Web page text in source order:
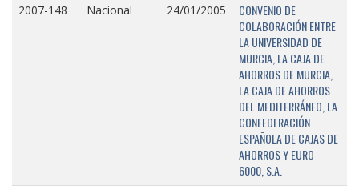
2007-148 Nacional 24/01/2005
CONVENIO DE
COLABORACIÓN ENTRE
LA UNIVERSIDAD DE
MURCIA, LA CAJA DE
AHORROS DE MURCIA,
LA CAJA DE AHORROS
DEL MEDITERRÁNEO, LA
CONFEDERACIÓN
ESPAÑOLA DE CAJAS DE
AHORROS Y EURO
6000, S.A.